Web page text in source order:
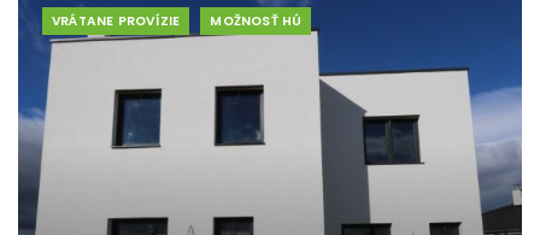
VRÁTANE PROVÍZIE MOŽNOSŤ HÚ